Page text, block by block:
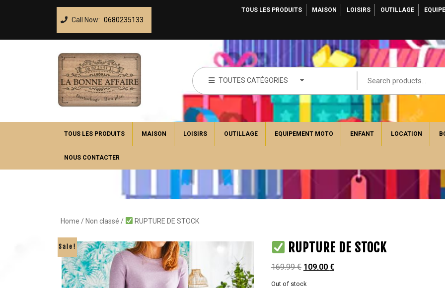
Call Now: 0680235133
TOUS LES PRODUITS MAISON LOISIRS OUTILLAGE
TOUTES CATÉGORIES
TOUS LES PRODUITS MAISON LOISIRS OUTILLAGE EQUIPEMENT MOTO ENFANT LOCATION
NOUS CONTACTER
Home / Non classé / RUPTURE DE STOCK
Sale! RUPTURE DE STOCK
169.99€ 109.00 €
Out of stock